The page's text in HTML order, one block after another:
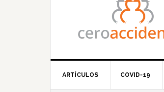
ARTÍCULOS COVID-19